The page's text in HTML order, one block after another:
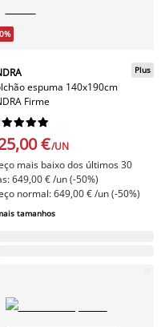
espuma 140x190cm
Firme
Plus





€/UN
mais baixo dos últimos 30
649,00 € /un (-50%)
normal: 649,00 € /un (-50%)
tamanhos